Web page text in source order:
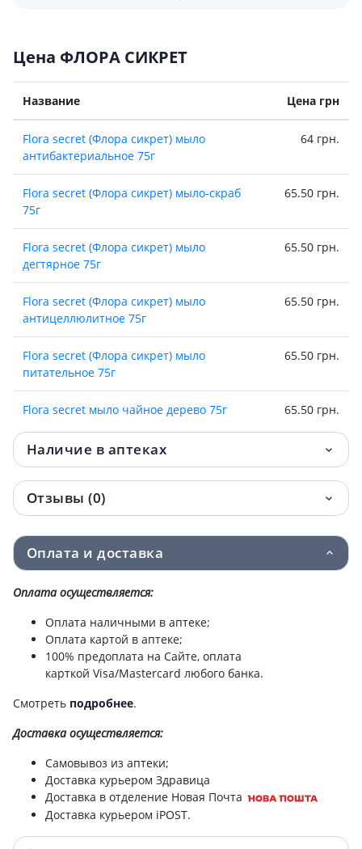
Цена ФЛОРА СИКРЕТ
Название Цена грн
Flora secret (Флора сикрет) мыло
антибактериальное 75г
64 грн.
Flora secret (Флора сикрет) мыло-скраб
75г
65.50 грн.
Flora secret (Флора сикрет) мыло
дегтярное 75г
65.50 грн.
Flora secret (Флора сикрет) мыло
антицеллюлитное 75г
65.50 грн.
Flora secret (Флора сикрет) мыло
питательное 75г
65.50 грн.
Flora secret мыло чайное дерево 75г 65.50 грн.
Flora secret (Флора сикрет) масло натур
растит какао 30мл
83 грн.
Flora secret (Флора сикрет) масло
эфирное можжевеловое 10мл
91 грн.
Flora secret (Флора сикрет) масло натур
растит ши 30мл
100.50 грн.
растит кокоса 30мл
Flora secret (Флора сикрет) масло
эфирное сосны сибирской 10мл
эфирное кедровое 10мл
Flora secret (Флора сикрет) масло
эфирное розмариновое 10мл
Flora secret (Флора сикрет) масло натур
растит календулы 60мл
Наличие в аптеках
Отзывы (0)
Оплата и доставка
Оплата осуществляется:
Оплата наличными в аптеке;
Оплата картой в аптеке;
100% предоплата на Сайте, оплата
карткой Visa/Mastercard любого банка.
Смотреть подробнее.
Доставкаосуществляется:
Самовывоз из аптеки;
Доставка курьером Здравица
Доставка в отделение Новая Почта
Доставка курьером iPOST.